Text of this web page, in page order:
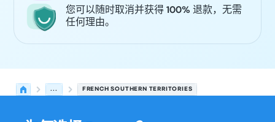
您可以随时取消并获得 100% 退款，无需
任何理由。
... FRENCH SOUTHERN TERRITORIES